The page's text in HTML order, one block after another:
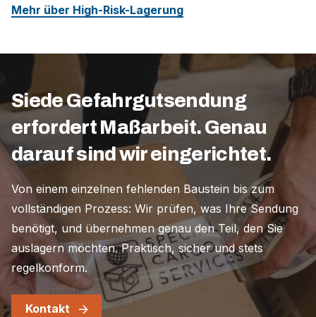
Mehr über High-Risk-Lagerung
Siede Gefahrgutsendung
erfordert Maßarbeit. Genau
darauf sind wir eingerichtet.
Von einem einzelnen fehlenden Baustein bis zum
vollständigen Prozess: Wir prüfen, was Ihre Sendung
benötigt, und übernehmen genau den Teil, den Sie
auslagern möchten. Praktisch, sicher und stets
regelkonform.
Kontakt